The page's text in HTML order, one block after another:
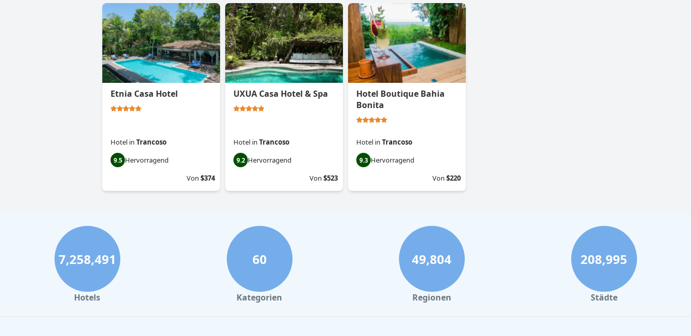
Etnia Casa Hotel
Hotel in Trancoso
9.5 Hervorragend
Von $374
UXUA Casa Hotel & Spa
Hotel in Trancoso
9.2 Hervorragend
Von $523
Hotel Boutique Bahia
Bonita
Hotel in Trancoso
9.3 Hervorragend
Von $220
7,258,491
Hotels
60
Kategorien
49,804
Regionen
208,995
Städte